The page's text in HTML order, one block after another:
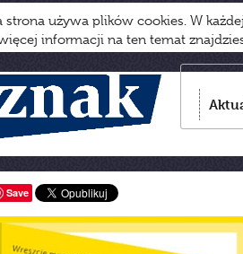
strona używa plików cookies. W
informacji na ten temat
Save